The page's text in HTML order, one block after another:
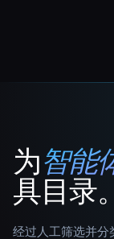
That AI
为智能
具目录。
经过人工筛选并分